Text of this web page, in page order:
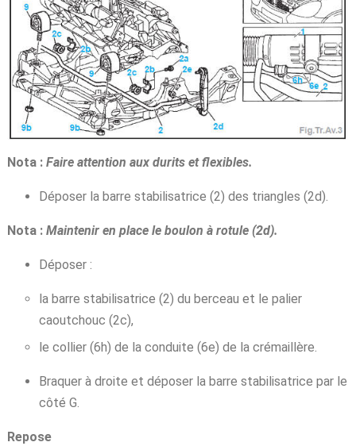
Nota : Faire attention aux durits et flexibles.
Déposer la barre stabilisatrice (2) des triangles (2d).
Nota :Maintenir en place le boulon à rotule (2d).
Déposer :
la barre stabilisatrice (2) du berceau et le palier
caoutchouc (2c),
le collier (6h) de la conduite (6e) de la crémaillère.
Braquer à droite et déposer la barre stabilisatrice par le
côté G.
Repose